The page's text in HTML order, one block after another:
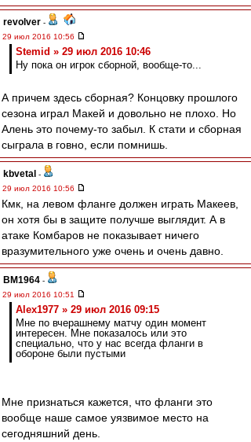
revolver -
29 июл 2016 10:56
Stemid » 29 июл 2016 10:46
Ну пока он игрок сборной, вообще-то...
А причем здесь сборная? Концовку прошлого
сезона играл Макей и довольно не плохо. Но
Алень это почему-то забыл. К стати и сборная
сыграла в говно, если помнишь.
kbvetal -
29 июл 2016 10:56
Кмк, на левом фланге должен играть Макеев,
он хотя бы в защите получше выглядит. А в
атаке Комбаров не показывает ничего
вразумительного уже очень и очень давно.
BM1964 -
29 июл 2016 10:51
Alex1977 » 29 июл 2016 09:15
Мне по вчерашнему матчу один момент
интересен. Мне показалось или это
специально, что у нас всегда фланги в
обороне были пустыми
Мне признаться кажется, что фланги это
вообще наше самое уязвимое место на
сегодняшний день.